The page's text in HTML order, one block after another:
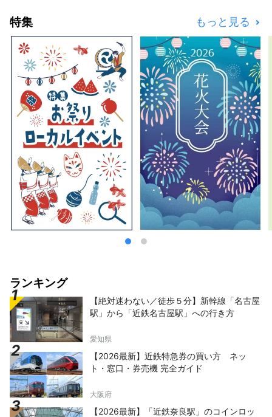
との素敵な出会いのきっかけに、「ええやん！
大阪商店街」をぜひご活用ください。
特集 もっと見る
ランキング
【絶対迷わない／徒歩５分】新幹線「名古屋
駅」から「近鉄名古屋駅」への行き方
愛知県
【2026最新】近鉄特急券の買い方 ネッ
ト・窓口・券売機 完全ガイド
大阪府
【2026最新】「近鉄奈良駅」のコインロッ